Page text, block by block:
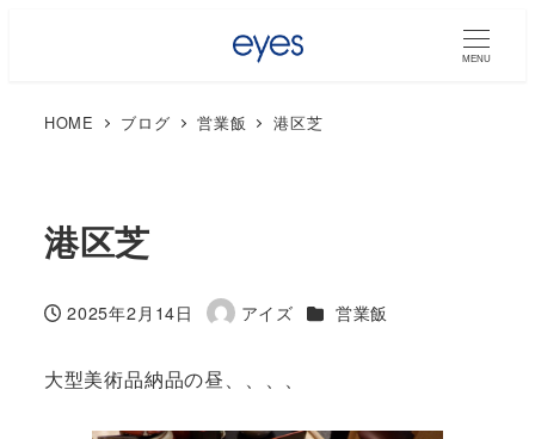
MENU
HOME ブログ 営業飯 港区芝
港区芝
投稿日
2025年2月14日
著
アイズ カテゴリー
営業飯
大型美術品納品の昼、、、、